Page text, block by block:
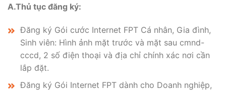
A.Thủ tục đăng ký:
Đăng ký Gói cước Internet FPT Cá nhân, Gia đình,
Sinh viên: Hình ảnh mặt trước và mặt sau cmnd-
cccd, 2 số điện thoại và địa chỉ chính xác nơi cần
lắp đặt.
Đăng ký Gói Internet FPT dành cho Doanh nghiệp,